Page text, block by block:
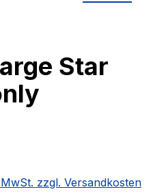
Star
zzgl. Versandkosten